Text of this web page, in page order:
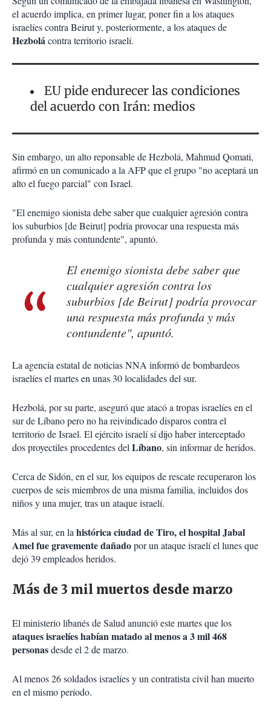
el acuerdo implica, en primer lugar, poner fin a los ataques
israelíes contra Beirut y, posteriormente, a los ataques de
Hezbolácontra territorio israelí.
EU pide endurecer las condiciones
del acuerdo con Irán: medios
Sin embargo, un alto reponsable de Hezbolá, Mahmud Qomati,
afirmó en un comunicado a la AFP que el grupo "no aceptará un
alto el fuego parcial" con Israel.
"El enemigo sionista debe saber que cualquier agresión contra
los suburbios [de Beirut] podría provocar una respuesta más
profunda y más contundente", apuntó.
El enemigo sionista debe saber que
cualquier agresión contra los
suburbios [de Beirut] podría provocar
una respuesta más profunda y más
contundente", apuntó.
La agencia estatal de noticias NNA informó de bombardeos
israelíes el martes en unas 30 localidades del sur.
Hezbolá, por su parte, aseguró que atacó a tropas israelíes en el
sur de Líbano pero no ha reivindicado disparos contra el
territorio de Israel. El ejército israelí sí dijo haber interceptado
dos proyectiles procedentes delLíbano, sin informar de heridos.
Cerca de Sidón, en el sur, los equipos de rescate recuperaron los
cuerpos de seis miembros de una misma familia, incluidos dos
niños y una mujer, tras un ataque israelí.
Más al sur, en lahistórica ciudad de Tiro, el hospital Jabal
Amel fue gravemente dañadopor un ataque israelí el lunes que
dejó 39 empleados heridos.
Más de 3 mil muertos desde marzo
El ministerio libanés de Salud anunció este martes que los
ataques israelíes habían matado al menos a 3 mil 468
personasdesde el 2 de marzo.
Al menos 26 soldados israelíes y un contratista civil han muerto
en el mismo período.